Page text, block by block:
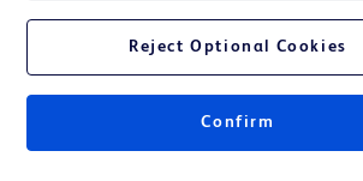
© 2026 BD. All rights reserved. BD and the BD Logo
Becton, Dickinson and Company. All other
Reject Optional Cookies
Confirm